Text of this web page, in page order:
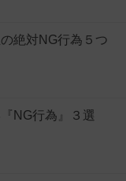
絶対NG行為５つ
NG行為』３選